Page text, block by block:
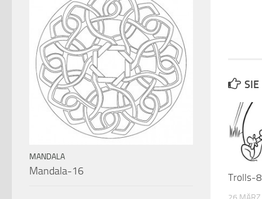
SIE
Trolls-8
MANDALA
Mandala-16